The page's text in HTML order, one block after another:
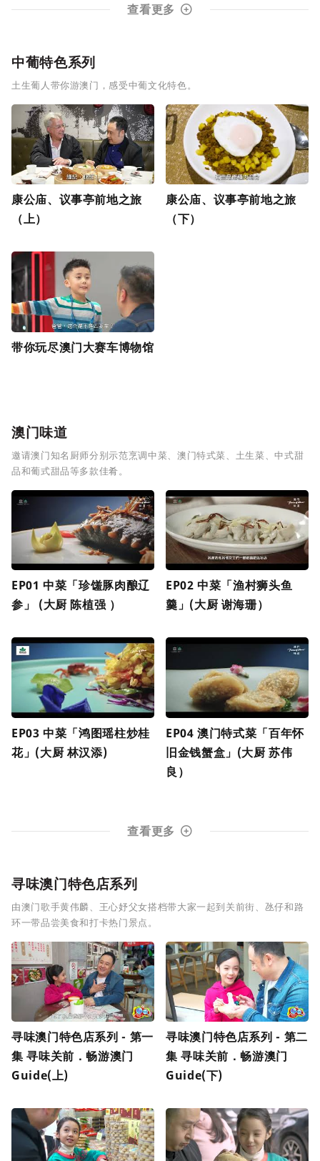
查看更多
中葡特色系列
土生葡人带你游澳门，感受中葡文化特色。
康公庙、议事亭前地之旅
（上）
康公庙、议事亭前地之旅
（下）
带你玩尽澳门大赛车博物馆
澳门味道
邀请澳门知名厨师分别示范烹调中菜、澳门特式菜、土生菜、中式甜
品和葡式甜品等多款佳肴。
EP01 中菜「珍馐豚肉酿辽
参」 (大厨 陈植强 ）
EP02 中菜「渔村狮头鱼
羹」(大厨 谢海珊）
EP03 中菜「鸿图瑶柱炒桂
花」(大厨 林汉添)
EP04 澳门特式菜「百年怀
旧金钱蟹盒」(大厨 苏伟
良）
查看更多
寻味澳门特色店系列
由澳门歌手黄伟麟、王心妤父女搭档带大家一起到关前街、氹仔和路
环一带品尝美食和打卡热门景点。
寻味澳门特色店系列 - 第一
集 寻味关前．畅游澳门
Guide(上)
寻味澳门特色店系列 - 第二
集 寻味关前．畅游澳门
Guide(下)